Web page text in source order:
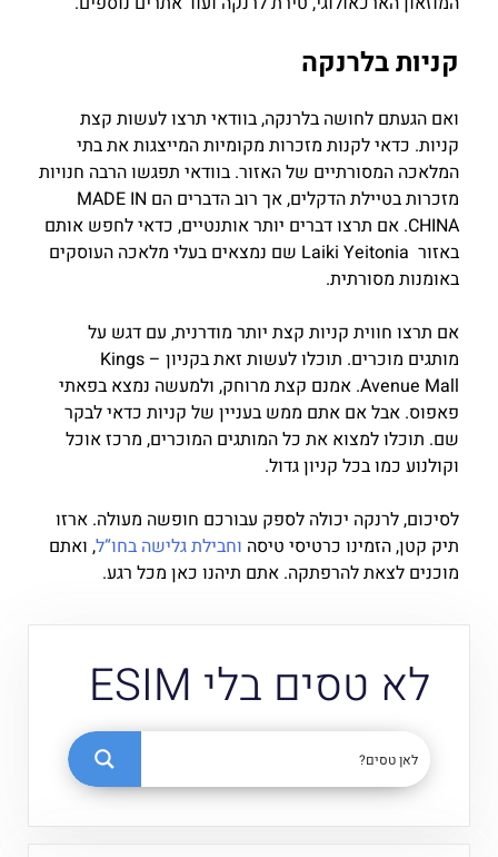
קניות בלרנקה
ואם הגעתם לחושה בלרנקה, בוודאי תרצו לעשות קצת
קניות. כדאי לקנות מזכרות מקומיות המייצגות את בתי
המלאכה המסורתיים של האזור. בוודאי תפגשו הרבה חנויות
מזכרות בטיילת הדקלים, אך רוב הדברים הם MADE IN
CHINA. אם תרצו דברים יותר אותנטיים, כדאי לחפש אותם
באזור Laiki Yeitonia שם נמצאים בעלי מלאכה העוסקים
באומנות מסורתית.
אם תרצו חווית קניות קצת יותר מודרנית, עם דגש על
מותגים מוכרים. תוכלו לעשות זאת בקניון – Kings
Avenue Mall. אמנם קצת מרוחק, ולמעשה נמצא בפאתי
פאפוס. אבל אם אתם ממש בעניין של קניות כדאי לבקר
שם. תוכלו למצוא את כל המותגים המוכרים, מרכז אוכל
וקולנוע כמו בכל קניון גדול.
לסיכום, לרנקה יכולה לספק עבורכם חופשה מעולה. ארזו
תיק קטן, הזמינו כרטיסי טיסה וחבילת גלישה בחו“ל, ואתם
מוכנים לצאת להרפתקה. אתם תיהנו כאן מכל רגע.
לא טסים בלי ESIM